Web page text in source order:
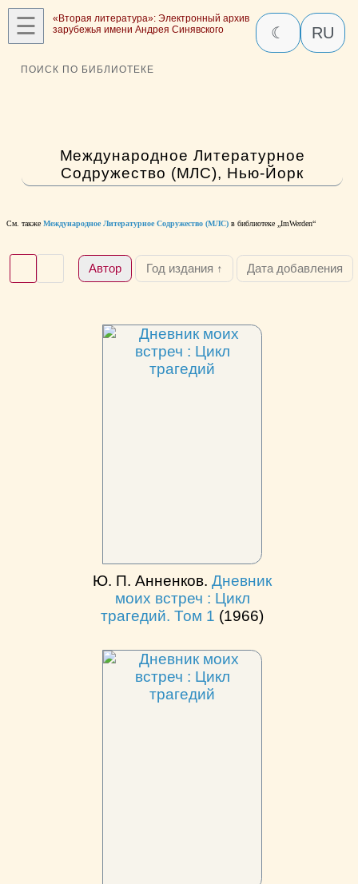
☰
«Вторая литература»: Электронный архив
зарубежья имени Андрея Синявского
☾ RU
ПОИСК ПО БИБЛИОТЕКЕ
Международное Литературное
Содружество (МЛС), Нью-Йорк
См. также Международное Литературное Содружество (МЛС) в библиотеке „ImWerden“
Автор Год издания ↑ Дата добавления
Ю. П. Анненков. Дневник
моих встреч : Цикл
трагедий. Том 1 (1966)